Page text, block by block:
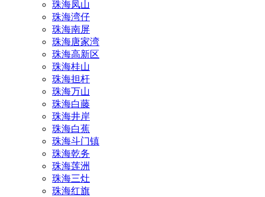
珠海凤山
珠海湾仔
珠海南屏
珠海唐家湾
珠海高新区
珠海桂山
珠海担杆
珠海万山
珠海白藤
珠海井岸
珠海白蕉
珠海斗门镇
珠海乾务
珠海莲洲
珠海三灶
珠海红旗